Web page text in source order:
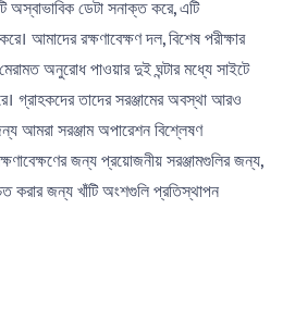
অস্বাভাবিক ডেটা সনাক্ত করে, এটি
আমাদের রক্ষণাবেক্ষণ দল, বিশেষ পরীক্ষার
অনুরোধ পাওয়ার দুই ঘন্টার মধ্যে সাইটে
গ্রাহকদের তাদের সরঞ্জামের অবস্থা আরও
আমরা সরঞ্জাম অপারেশন বিশ্লেষণ
জন্য প্রয়োজনীয় সরঞ্জামগুলির জন্য,
করার জন্য খাঁটি অংশগুলি প্রতিস্থাপন